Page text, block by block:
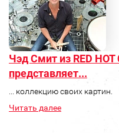
Чэд Смит из RED HOT
представляет...
... коллекцию своих картин.
Читать далее